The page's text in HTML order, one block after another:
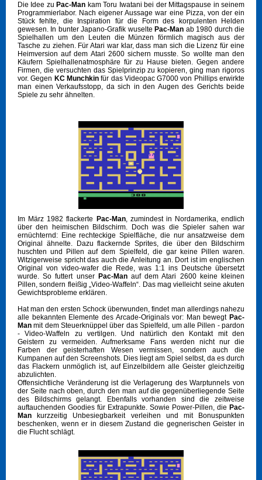
Die Idee zu Pac-Man kam Toru Iwatani bei der Mittagspause in seinem
Programmierlabor. Nach eigener Aussage war eine Pizza, von der ein
Stück fehlte, die Inspiration für die Form des korpulenten Helden
gewesen. In bunter Japano-Grafik wuselte Pac-Man ab 1980 durch die
Spielhallen um den Leuten die Münzen förmlich magisch aus der
Tasche zu ziehen. Für Atari war klar, dass man sich die Lizenz für eine
Heimversion auf dem Atari 2600 sichern musste. So wollte man den
Käufern Spielhallenatmosphäre für zu Hause bieten. Gegen andere
Firmen, die versuchten das Spielprinzip zu kopieren, ging man rigoros
vor. Gegen KC Munchkinfür das Videopac G7000 von Phillips erwirkte
man einen Verkaufsstopp, da sich in den Augen des Gerichts beide
Spiele zu sehr ähnelten.
Im März 1982 flackerte Pac-Man, zumindest in Nordamerika, endlich
über den heimischen Bildschirm. Doch was die Spieler sahen war
ernüchternd: Eine rechteckige Spielfläche, die nur ansatzweise dem
Original ähnelte. Dazu flackernde Sprites, die über den Bildschirm
huschten und Pillen auf dem Spielfeld, die gar keine Pillen waren.
Witzigerweise spricht das auch die Anleitung an. Dort ist im englischen
Original von video-wafer die Rede, was 1:1 ins Deutsche übersetzt
wurde. So futtert unser Pac-Manauf dem Atari 2600 keine kleinen
Pillen, sondern fleißig „Video-Waffeln“. Das mag vielleicht seine akuten
Gewichtsprobleme erklären.
Hat man den ersten Schock überwunden, findet man allerdings nahezu
alle bekannten Elemente des Arcade-Originals vor: Man bewegt Pac-
Man mit dem Steuerknüppel über das Spielfeld, um alle Pillen - pardon
- Video-Waffeln zu vertilgen. Und natürlich den Kontakt mit den
Geistern zu vermeiden. Aufmerksame Fans werden nicht nur die
Farben der geisterhaften Wesen vermissen, sondern auch die
Kumpanen auf den Screenshots. Dies liegt am Spiel selbst, da es durch
das Flackern unmöglich ist, auf Einzelbildern alle Geister gleichzeitig
abzulichten.
Offensichtliche Veränderung ist die Verlagerung des Warptunnels von
der Seite nach oben, durch den man auf die gegenüberliegende Seite
des Bildschirms gelangt. Ebenfalls vorhanden sind die zeitweise
auftauchenden Goodies für Extrapunkte. Sowie Power-Pillen, die Pac-
Man kurzzeitig Unbesiegbarkeit verleihen und mit Bonuspunkten
beschenken, wenn er in diesem Zustand die gegnerischen Geister in
die Flucht schlägt.